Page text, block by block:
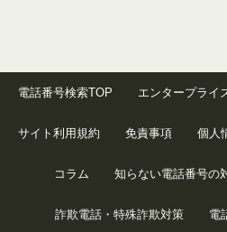
電話番号検索TOP エンタープライ
サイト利用規約 免責事項 個人
コラム 知らない電話番号の
詐欺電話・特殊詐欺対策 電